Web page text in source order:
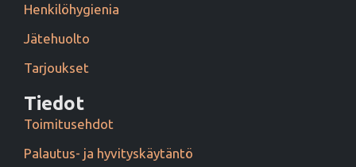
Henkilöhygienia
Jätehuolto
Tarjoukset
Tiedot
Toimitusehdot
Palautus- ja hyvityskäytäntö